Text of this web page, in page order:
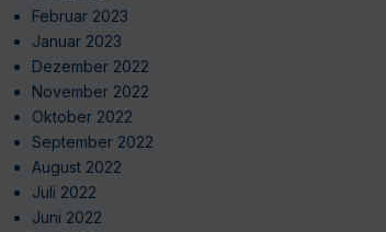
Februar 2023
Januar 2023
Dezember 2022
November 2022
Oktober 2022
September 2022
August 2022
Juli 2022
Juni 2022